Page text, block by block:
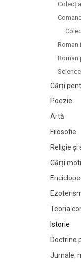
Roman
Roman
Cărți
Poezie
Artă
Filosofie
Religie și
Cărți
Teoria
Istorie
Doctrine
Jurnale,